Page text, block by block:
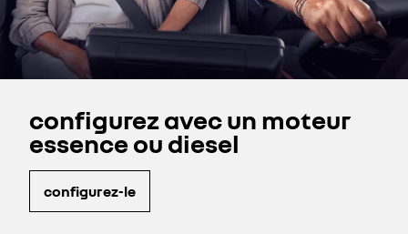
configurez avec un moteur
essence ou diesel
configurez-le